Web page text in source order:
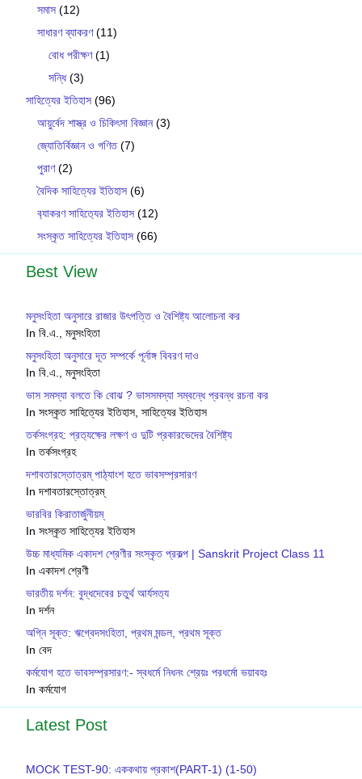
সমাস (12)
সাধারণ ব্যাকরণ(11)
বোধ পরীক্ষণ(1)
সন্ধি(3)
সাহিত্যের ইতিহাস (96)
আয়ুর্বেদ শাস্ত্র ও চিকিৎসা বিজ্ঞান(3)
জ্যোতির্বিজ্ঞান ও গণিত(7)
পুরাণ(2)
বৈদিক সাহিত্যের ইতিহাস (6)
ব‍্যাকরণ সাহিত‍্যের ইতিহাস (12)
সংস্কৃত সাহিত্যের ইতিহাস (66)
Best View
মনুসংহিতা অনুসারে রাজার উৎপত্তি ও বৈশিষ্ট্য আলোচনা কর
In বি.এ., মনুসংহিতা
মনুসংহিতা অনুসারে দূত সম্পর্কে পূর্নাঙ্গ বিবরণ দাও
In বি.এ., মনুসংহিতা
ভাস সমস্যা বলতে কি বোঝ ? ভাসসমস্যা সম্বন্ধে প্রবন্ধ রচনা কর
In সংস্কৃত সাহিত্যের ইতিহাস, সাহিত্যের ইতিহাস
তর্কসংগ্রহ: প্রত‍্যক্ষের লক্ষণ ও দুটি প্রকারভেদের বৈশিষ্ট‍্য
In তর্কসংগ্রহ
দশাবতারস্তোত্রম্ পাঠ্যাংশ হতে ভাবসম্প্রসারণ
In দশাবতারস্তোত্রম্
ভারবির কিরাতার্জুনীয়ম্
In সংস্কৃত সাহিত্যের ইতিহাস
উচ্চ মাধ্যমিক একাদশ শ্রেণীর সংস্কৃত প্রকল্প | Sanskrit Project Class 11
In একাদশ শ্রেণী
ভারতীয় দর্শন: বুদ্ধদেবের চতুর্থ আর্যসত‍্য
In দর্শন
অগ্নি সূক্ত: ঋগ্বেদসংহিতা, প্রথম মন্ডল, প্রথম সূক্ত
In বেদ
কর্মযোগ হতে ভাবসম্প্রসারণ:- স্বধর্মে নিধনং শ্রেয়ঃ পরধর্মো ভয়াবহঃ
In কর্মযোগ
Latest Post
MOCK TEST-90: এককথায় প্রকাশ(PART-1) (1-50)